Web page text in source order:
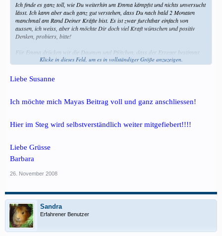
Ich finde es ganz toll, wie Du weiterhin um Emma kämpfst und nichts unversucht
lässt. Ich kann aber auch ganz gut verstehen, dass Du nach bald 2 Monaten
manchmal am Rand Deiner Kräfte bist. Es ist zwar furchtbar einfach von
aussen, ich weiss, aber ich möchte Dir doch viel Kraft wünschen und positiv
Denken, probiers, bitte!
Für Emma drücken wir die Daumen und Pfötchen, dass der Erreger bestimmt
werden kann und dann eine neue Therapie gut anschlägt!
Auch von meiner Seite - halt uns bitte auf dem Laufenden!
Klicke in dieses Feld, um es in vollständiger Größe anzuzeigen.
Liebe Susanne
Ich möchte mich Mayas Beitrag voll und ganz anschliessen!
Hier im Steg wird selbstverständlich weiter mitgefiebert!!!!
Liebe Grüsse
Barbara
26. November 2008
Sandra
Erfahrener Benutzer